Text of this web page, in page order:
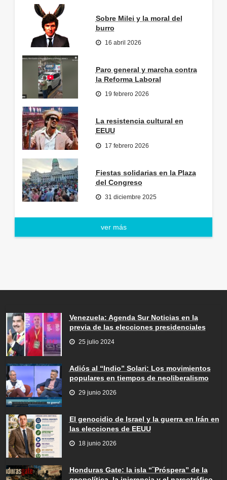
Sobre Milei y la moral del
burro
16 abril 2026
Paro general y marcha contra
la Reforma Laboral
19 febrero 2026
La resistencia cultural en
EEUU
17 febrero 2026
Fiestas solidarias en la Plaza
del Congreso
31 diciembre 2025
ver más
Venezuela: Agenda Sur Noticias en la
previa de las elecciones presidenciales
25 julio 2024
Adiós al “Indio” Solari: Los movimientos
populares en tiempos de neoliberalismo
29 junio 2026
El genocidio de Israel y la guerra en Irán en
las elecciones de EEUU
18 junio 2026
Honduras Gate: la isla “¨Próspera” de la